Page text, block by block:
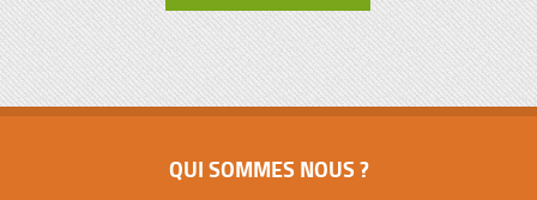
QUI SOMMES NOUS ?